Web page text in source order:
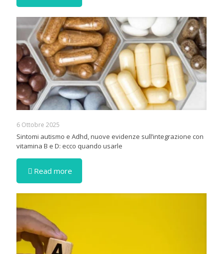
6 Ottobre 2025
Sintomi autismo e Adhd, nuove evidenze sull’integrazione con
vitamina B e D: ecco quando usarle
Read more